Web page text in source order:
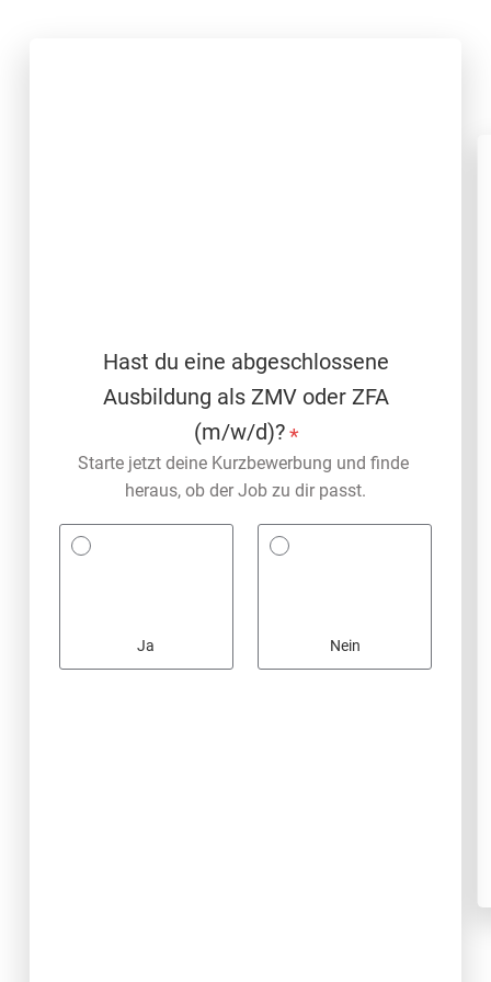
Hast du eine abgeschlossene
Ausbildung als ZMV oder ZFA
(m/w/d)?*
Starte jetzt deine Kurzbewerbung und finde
heraus, ob der Job zu dir passt.
Ja Nein